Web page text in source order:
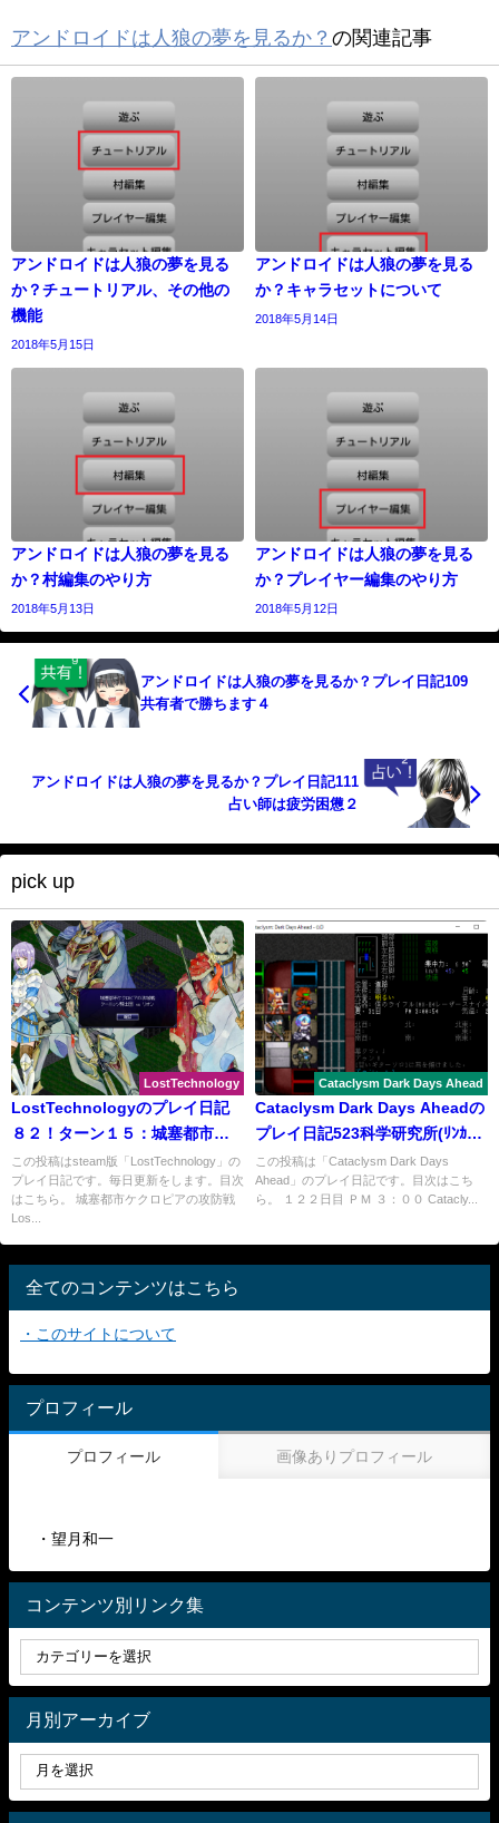
アンドロイドは人狼の夢を見るか？ の関連記事
アンドロイドは人狼の夢を見る
か？チュートリアル、その他の
機能
2018年5月15日
アンドロイドは人狼の夢を見る
か？キャラセットについて
2018年5月14日
アンドロイドは人狼の夢を見る
か？村編集のやり方
2018年5月13日
アンドロイドは人狼の夢を見る
か？プレイヤー編集のやり方
2018年5月12日
アンドロイドは人狼の夢を見るか？プレイ日記109
共有者で勝ちます４
アンドロイドは人狼の夢を見るか？プレイ日記111
占い師は疲労困憊２
pick up
LostTechnology
LostTechnologyのプレイ日記
８２！ターン１５：城塞都市ケ
クロピアの攻防戦２
この投稿はsteam版「LostTechnology」の
プレイ日記です。毎日更新をします。目次
はこちら。 城塞都市ケクロピアの攻防戦
Los...
Cataclysm Dark Days Ahead
Cataclysm Dark Days Aheadの
プレイ日記523科学研究所(ﾘﾝｶｰﾝ
の南西)の戦い
この投稿は「Cataclysm Dark Days
Ahead」のプレイ日記です。目次はこち
ら。 １２２日目 ＰＭ ３：００ Catacly...
全てのコンテンツはこちら
・このサイトについて
プロフィール
プロフィール 画像ありプロフィール
・望月和一
コンテンツ別リンク集
月別アーカイブ